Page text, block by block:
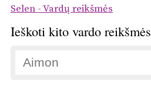
Selen - Vardų reikšmės
Ieškoti kito vardo reikšmės